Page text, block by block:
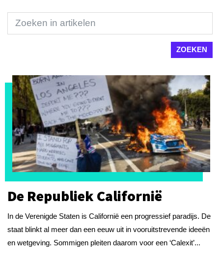
De Republiek Californië
In de Verenigde Staten is Californië een progressief paradijs. De
staat blinkt al meer dan een eeuw uit in vooruitstrevende ideeën
en wetgeving. Sommigen pleiten daarom voor een ‘Calexit’...